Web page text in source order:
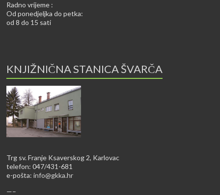
Radno vrijeme :
Od ponedjeljka do petka:
od 8 do 15 sati
KNJIŽNIČNA STANICA ŠVARČA
Trg sv. Franje Ksaverskog 2, Karlovac
telefon: 047/431-681
e-pošta:info@gkka.hr
—–